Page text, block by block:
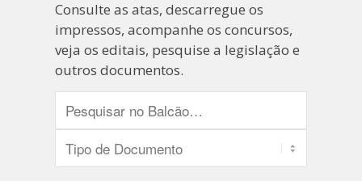
Consulte as atas, descarregue os
impressos, acompanhe os concursos,
veja os editais, pesquise a legislação e
outros documentos.